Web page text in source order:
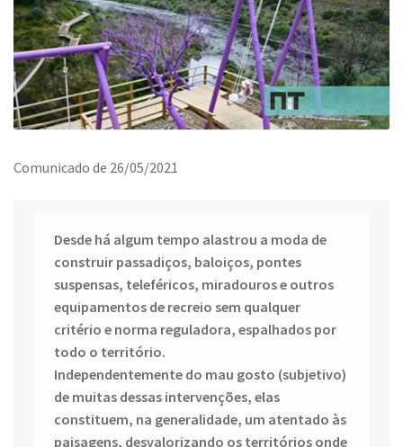
Comunicado de 26/05/2021
Desde há algum tempo alastrou a moda de
construir passadiços, baloiços, pontes
suspensas, teleféricos, miradouros e outros
equipamentos de recreio sem qualquer
critério e norma reguladora, espalhados por
todo o território.
Independentemente do mau gosto (subjetivo)
de muitas dessas intervenções, elas
constituem, na generalidade, um atentado às
paisagens, desvalorizando os territórios onde